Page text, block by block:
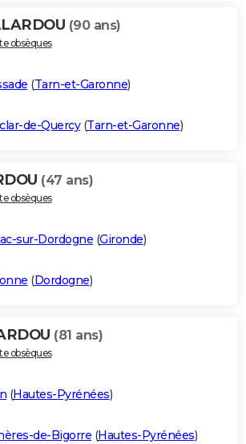
(90 ans)
obsèques
(Tarn-et-Garonne)
de-Quercy(Tarn-et-Garonne)
(47 ans)
obsèques
sur-Dordogne (Gironde)
(Dordogne)
(81 ans)
obsèques
(Hautes-Pyrénées)
de-Bigorre (Hautes-Pyrénées)